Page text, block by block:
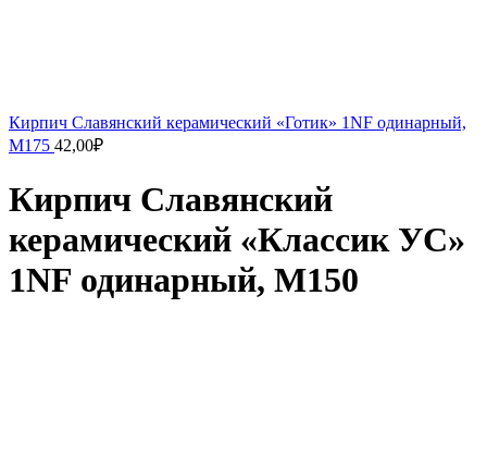
Кирпич Славянский керамический «Готик» 1NF одинарный,
М175 42,00₽
Кирпич Славянский
керамический «Классик УС»
1NF одинарный, М150